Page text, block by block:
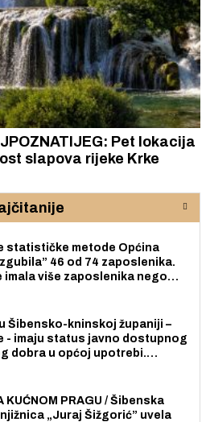
Pet lokacija
slapova rijeke Krke
statističke metode Općina
46 od 74 zaposlenika.
imala više zaposlenika nego
Šibensko-kninskoj županiji –
- imaju status javno dostupnog
dobra u općoj upotrebi.
KUĆNOM PRAGU / Šibenska
„Juraj Šižgorić” uvela